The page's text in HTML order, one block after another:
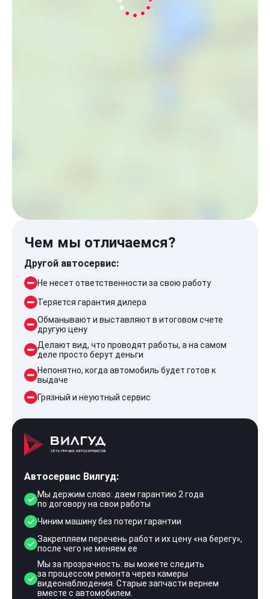
Чем мы отличаемся?
Другой автосервис:
Не несет ответственности за свою работу
Теряется гарантия дилера
Обманывают и выставляют в итоговом счете
другую цену
Делают вид, что проводят работы, а на самом
деле просто берут деньги
Непонятно, когда автомобиль будет готов к
выдаче
Грязный и неуютный сервис
Автосервис Вилгуд:
Мы держим слово: даем гарантию 2 года
по договору на свои работы
Чиним машину без потери гарантии
Закрепляем перечень работ и их цену «на берегу»,
после чего не меняем ее
Мы за прозрачность: вы можете следить
за процессом ремонта через камеры
видеонаблюдения. Старые запчасти вернем
вместе с автомобилем.